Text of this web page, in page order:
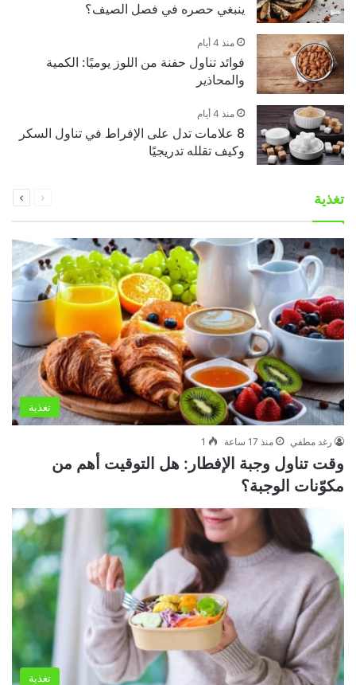
ينبغي حصره في فصل الصيف؟
منذ 4 أيام
فوائد تناول حفنة من اللوز يوميًا: الكمية
والمحاذير
منذ 4 أيام
8 علامات تدل على الإفراط في تناول السكر
وكيف تقلله تدريجيًا
تغذية الصفحةالصفحة
تغذية
رغد مطفي منذ 17 ساعة 1
وقت تناول وجبة الإفطار: هل التوقيت أهم من
مكوّنات الوجبة؟
تغذية